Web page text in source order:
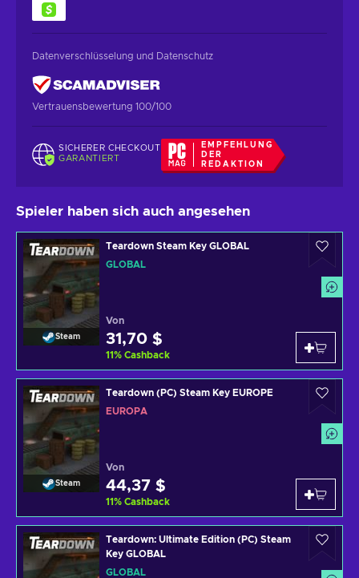
Datenverschlüsselung und Datenschutz
Vertrauensbewertung 100/100
SICHERER CHECKOUT
GARANTIERT
EMPFEHLUNG
DER
REDAKTION
Spieler haben sich auch angesehen
Steam
Teardown Steam Key GLOBAL
GLOBAL
Von
31,70 $
11% Cashback
Steam
Teardown (PC) Steam Key EUROPE
EUROPA
Von
44,37 $
11% Cashback
Teardown: Ultimate Edition (PC) Steam
Key GLOBAL
GLOBAL